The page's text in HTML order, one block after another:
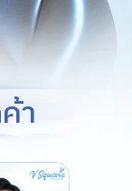
า